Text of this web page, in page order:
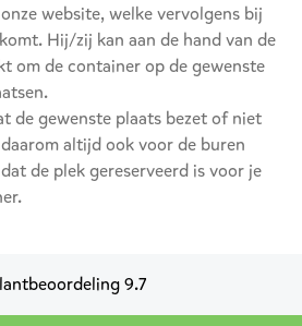
website, welke vervolgens bij
Hij/zij kan aan de hand van de
om de container op de gewenste
de gewenste plaats bezet of niet
altijd ook voor de buren
de plek gereserveerd is voor je
9.7